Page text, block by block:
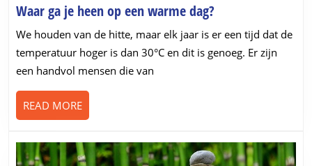
Waar ga je heen op een warme dag?
je
heen
We houden van de hitte, maar elk jaar is er een tijd dat de
temperatuur hoger is dan 30°C en dit is genoeg. Er zijn
een handvol mensen die van
READ MOREREAD
MORE